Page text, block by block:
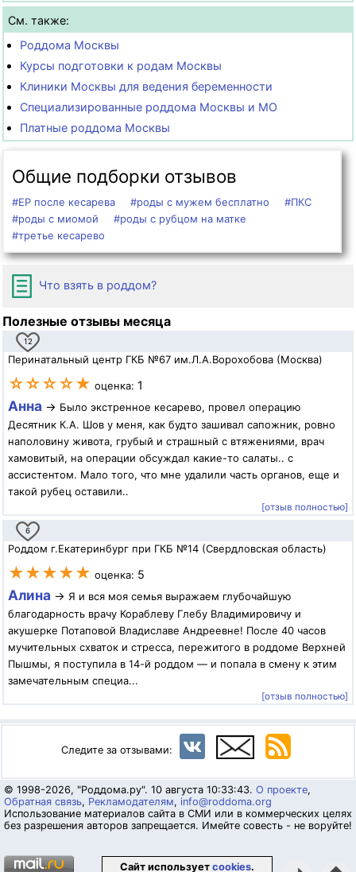
См. также:
Роддома Москвы
Курсы подготовки к родам Москвы
Клиники Москвы для ведения беременности
Специализированные роддома Москвы и МО
Платные роддома Москвы
Общие подборки отзывов
#ЕР после кесарева #роды с мужем бесплатно
#ПКС
#роды с миомой
#роды с рубцом на матке
#третье кесарево
Что взять в роддом?
Полезные отзывы месяца
12
Перинатальный центр ГКБ №67 им.Л.А.Ворохобова (Москва)
☆☆☆☆★ оценка: 1
Анна → Было экстренное кесарево, провел операцию
Десятник К.А. Шов у меня, как будто зашивал сапожник, ровно
наполовину живота, грубый и страшный с втяжениями, врач
хамовитый, на операции обсуждал какие-то салаты.. с
ассистентом. Мало того, что мне удалили часть органов, еще и
такой рубец оставили..
[отзыв полностью]
6
Роддом г.Екатеринбург при ГКБ №14 (Свердловская область)
★★★★★ оценка: 5
Алина → Я и вся моя семья выражаем глубочайшую
благодарность врачу Кораблеву Глебу Владимировичу и
акушерке Потаповой Владиславе Андреевне! После 40 часов
мучительных схваток и стресса, пережитого в роддоме Верхней
Пышмы, я поступила в 14-й роддом — и попала в смену к этим
замечательным специа...
[отзыв полностью]
Сайт использует cookies.
Следите за отзывами:
© 1998-2026, "Роддома.ру". 10 августа 10:33:43. О проекте,
Обратная связь, Рекламодателям, info@roddoma.org
Использование материалов сайта в СМИ или в коммерческих целях
без разрешения авторов запрещается. Имейте совесть - не воруйте!